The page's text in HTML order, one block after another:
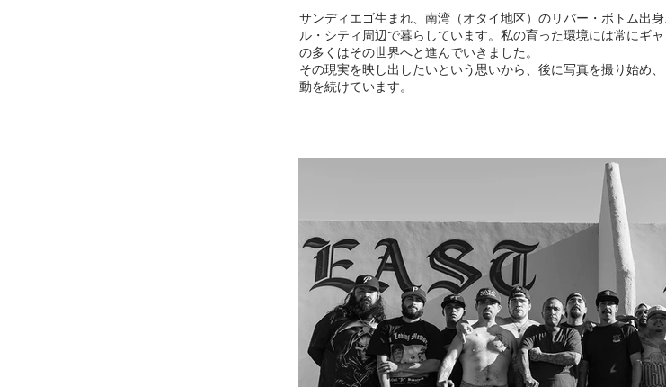
サンディエゴ生まれ、南湾（オタイ地区）のリバー・ボトム出
ル・シティ周辺で暮らしています。私の育った環境には常にギ
の多くはその世界へと進んでいきました。
その現実を映し出したいという思いから、後に写真を撮り始め
動を続けています。